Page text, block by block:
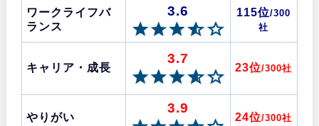
ワークライフバ
ランス
3.6 115位/300
社
キャリア・成長
3.7
23位/300社
やりがい
3.9
24位/300社